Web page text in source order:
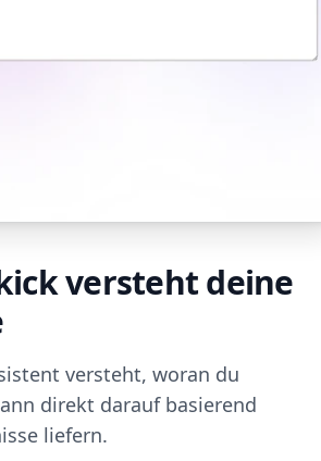
versteht deine
versteht, woran du
direkt darauf basierend
liefern.